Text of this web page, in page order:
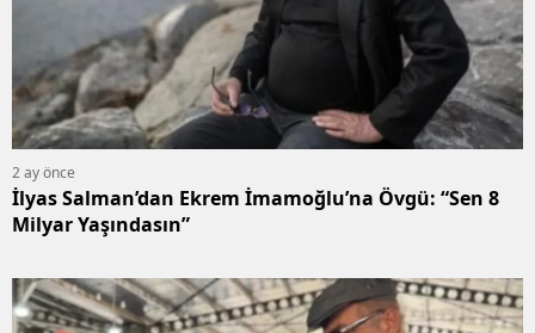
2 ay önce
İlyas Salman’dan Ekrem İmamoğlu’na Övgü: “Sen 8
Milyar Yaşındasın”